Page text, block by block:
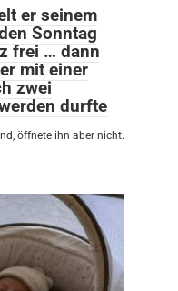
er seinem
Sonntag
frei … dann
mit einer
zwei
durfte
öffnete ihn aber nicht.